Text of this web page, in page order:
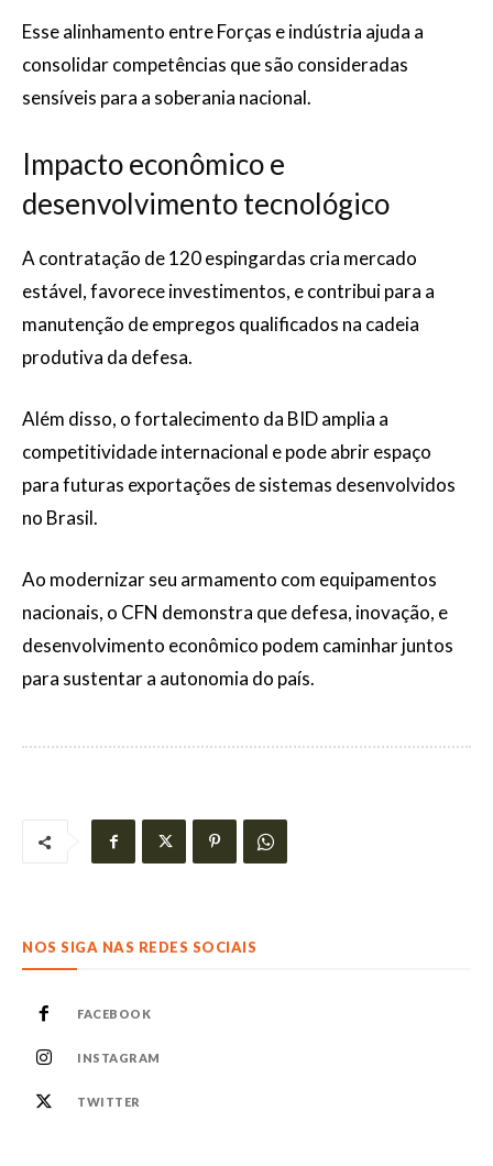
Esse alinhamento entre Forças e indústria ajuda a
consolidar competências que são consideradas
sensíveis para a soberania nacional.
Impacto econômico e
desenvolvimento tecnológico
A contratação de 120 espingardas cria mercado
estável, favorece investimentos, e contribui para a
manutenção de empregos qualificados na cadeia
produtiva da defesa.
Além disso, o fortalecimento da BID amplia a
competitividade internacional e pode abrir espaço
para futuras exportações de sistemas desenvolvidos
no Brasil.
Ao modernizar seu armamento com equipamentos
nacionais, o CFN demonstra que defesa, inovação, e
desenvolvimento econômico podem caminhar juntos
para sustentar a autonomia do país.
NOS SIGA NAS REDES SOCIAIS
FACEBOOK
INSTAGRAM
TWITTER